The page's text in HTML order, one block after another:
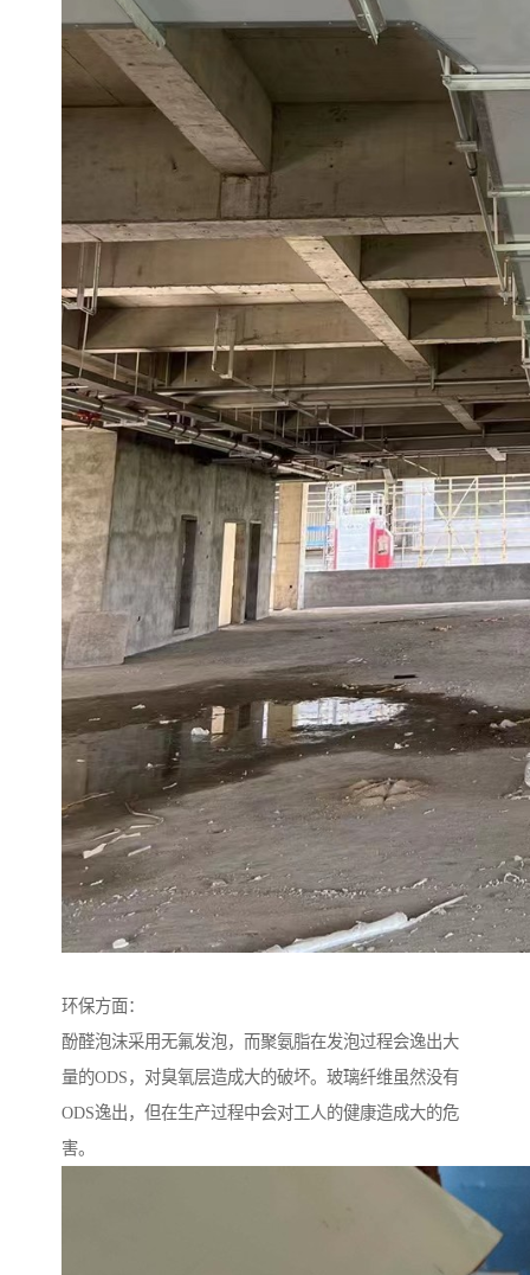
环保方面：
酚醛泡沫采用无氟发泡，而聚氨脂在发泡过程会逸出大
量的ODS，对臭氧层造成大的破坏。玻璃纤维虽然没有
ODS逸出，但在生产过程中会对工人的健康造成大的危
害。